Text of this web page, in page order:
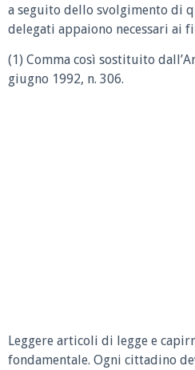
a seguito dello svolgimento di
delegati appaiono necessari ai
(1) Comma così sostituito
giugno 1992, n. 306.
Leggere articoli di legge e
fondamentale. Ogni cittadino